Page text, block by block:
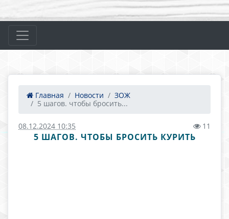
Главная Новости
ЗОЖ
5 шагов. чтобы бросить...
08.12.2024 10:35 11
5 ШАГОВ. ЧТОБЫ БРОСИТЬ КУРИТЬ